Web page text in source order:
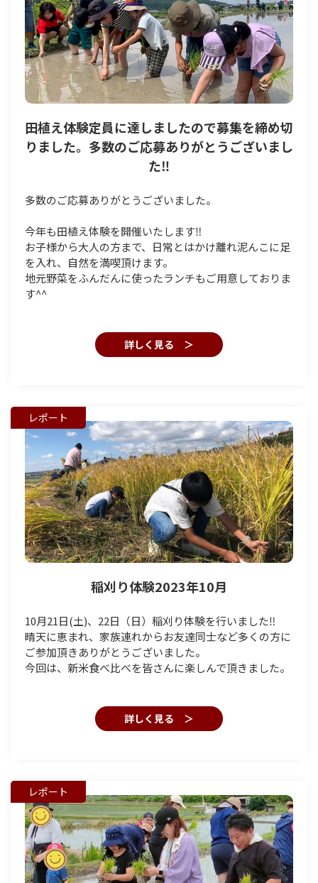
田植え体験定員に達しましたので募集を締め切
りました。多数のご応募ありがとうございまし
た‼
多数のご応募ありがとうございました。
今年も田植え体験を開催いたします‼
お子様から大人の方まで、日常とはかけ離れ泥んこに足
を入れ、自然を満喫頂けます。
地元野菜をふんだんに使ったランチもご用意しておりま
す^^
詳しく見る ＞
レポート
稲刈り体験2023年10月
10月21日(土)、22日（日）稲刈り体験を行いました‼
晴天に恵まれ、家族連れからお友達同士など多くの方に
ご参加頂きありがとうございました。
今回は、新米食べ比べを皆さんに楽しんで頂きました。
詳しく見る ＞
レポート